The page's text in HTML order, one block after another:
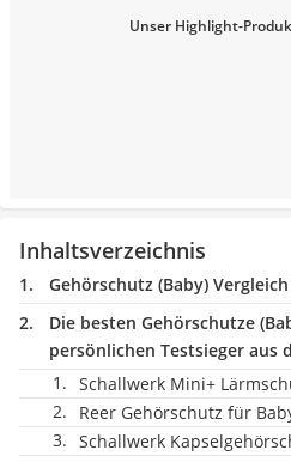
Unser Highlight-
Inhaltsverzeichnis
Gehörschutz (Baby)
Die besten Gehörschutze
persönlichen Testsieger aus
Schallwerk Mini+
Reer Gehörschutz für
Schallwerk